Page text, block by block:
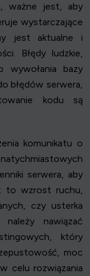
ważne jest, aby
wystarczające
jest aktualne i
Błędy ludzkie,
wywołania bazy
błędów serwera,
kodu są
komunikatu o
serwera, aby
to wzrost ruchu,
czy usterka
nawiązać
który
moc
celu rozwiązania